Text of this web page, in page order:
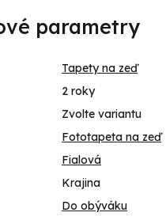
parametry
Tapety na zeď
2 roky
Zvolte variantu
Fototapeta na zeď
Fialová
Krajina
Do obýváku